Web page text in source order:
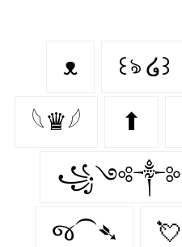
ᴥ ꒰ঌ ໒꒱
𓆩♛𓆪 ⬆
જ⁀➴ 💘